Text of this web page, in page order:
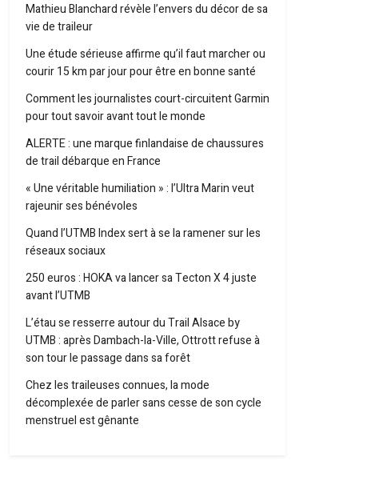
Mathieu Blanchard révèle l’envers du décor de sa
vie de traileur
Une étude sérieuse affirme qu’il faut marcher ou
courir 15 km par jour pour être en bonne santé
Comment les journalistes court-circuitent Garmin
pour tout savoir avant tout le monde
ALERTE : une marque finlandaise de chaussures
de trail débarque en France
« Une véritable humiliation » : l’Ultra Marin veut
rajeunir ses bénévoles
Quand l’UTMB Index sert à se la ramener sur les
réseaux sociaux
250 euros : HOKA va lancer sa Tecton X 4 juste
avant l’UTMB
L’étau se resserre autour du Trail Alsace by
UTMB : après Dambach-la-Ville, Ottrott refuse à
son tour le passage dans sa forêt
Chez les traileuses connues, la mode
décomplexée de parler sans cesse de son cycle
menstruel est gênante